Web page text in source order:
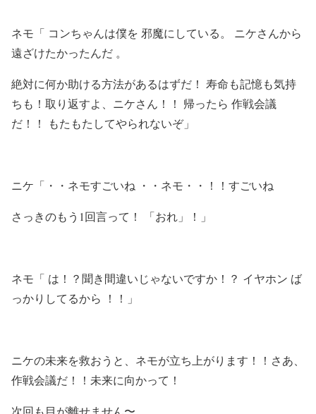
ネモ「 コンちゃんは僕を 邪魔にしている。 ニケさんから
遠ざけたかったんだ 。
絶対に何か助ける方法があるはずだ！ 寿命も記憶も気持
ちも！取り返すよ、ニケさん！！ 帰ったら 作戦会議
だ！！ もたもたしてやられないぞ」
ニケ「・・ネモすごいね ・・ネモ・・！！すごいね
さっきのもう1回言って！ 「おれ」！」
ネモ「 は！？聞き間違いじゃないですか！？ イヤホン ば
っかりしてるから ！！」
ニケの未来を救おうと、ネモが立ち上がります！！さあ、
作戦会議だ！！未来に向かって！